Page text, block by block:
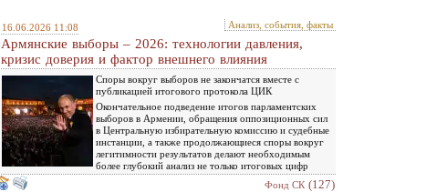
16.06.2026 11:08 Анализ, события, факты
Армянские выборы – 2026: технологии давления,
кризис доверия и фактор внешнего влияния
Споры вокруг выборов не закончатся вместе с
публикацией итогового протокола ЦИК
Окончательное подведение итогов парламентских
выборов в Армении, обращения оппозиционных сил
в Центральную избирательную комиссию и судебные
инстанции, а также продолжающиеся споры вокруг
легитимности результатов делают необходимым
более глубокий анализ не только итоговых цифр
Фонд СК (127)